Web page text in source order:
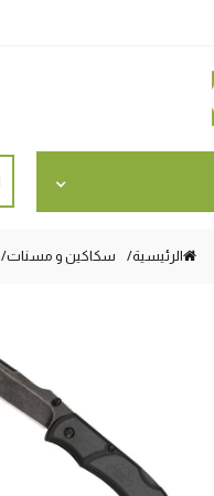
for:
الرئيسية سكاكين و مسنات